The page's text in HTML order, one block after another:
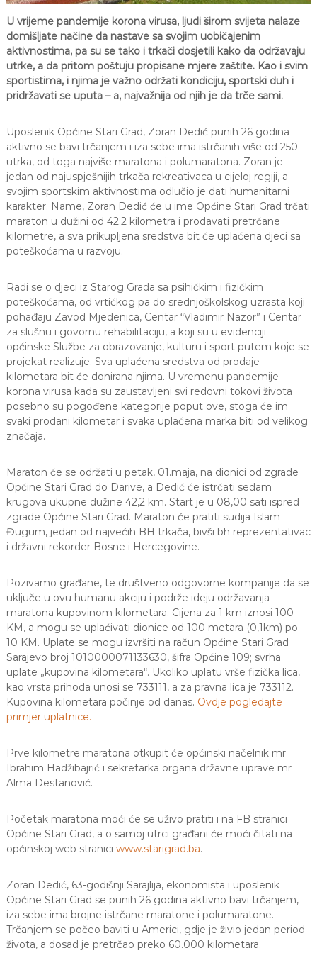
S
a
r
a
e
v
U vrijeme pandemije korona virusa, ljudi širom svijeta nalaze
domišljate načine da nastave sa svojim uobičajenim
aktivnostima, pa su se tako i trkači dosjetili kako da održavaju
utrke, a da pritom poštuju propisane mjere zaštite. Kao i svim
sportistima, i njima je važno održati kondiciju, sportski duh i
pridržavati se uputa – a, najvažnija od njih je da trče sami.
Uposlenik Općine Stari Grad, Zoran Dedić punih 26 godina
aktivno se bavi trčanjem i iza sebe ima istrčanih više od 250
utrka, od toga najviše maratona i polumaratona. Zoran je
jedan od najuspješnijih trkača rekreativaca u cijeloj regiji, a
svojim sportskim aktivnostima odlučio je dati humanitarni
karakter. Name, Zoran Dedić će u ime Općine Stari Grad trčati
maraton u dužini od 42.2 kilometra i prodavati pretrčane
kilometre, a sva prikupljena sredstva bit će uplaćena djeci sa
poteškoćama u razvoju.
Radi se o djeci iz Starog Grada sa psihičkim i fizičkim
poteškoćama, od vrtićkog pa do srednjoškolskog uzrasta koji
pohađaju Zavod Mjedenica, Centar “Vladimir Nazor” i Centar
za slušnu i govornu rehabilitaciju, a koji su u evidenciji
općinske Službe za obrazovanje, kulturu i sport putem koje se
projekat realizuje. Sva uplaćena sredstva od prodaje
kilometara bit će donirana njima. U vremenu pandemije
korona virusa kada su zaustavljeni svi redovni tokovi života
posebno su pogođene kategorije poput ove, stoga će im
svaki prodani kilometar i svaka uplaćena marka biti od velikog
značaja.
Maraton će se održati u petak, 01.maja, na dionici od zgrade
Općine Stari Grad do Darive, a Dedić će istrčati sedam
krugova ukupne dužine 42,2 km. Start je u 08,00 sati ispred
zgrade Općine Stari Grad. Maraton će pratiti sudija Islam
Đugum, jedan od najvećih BH trkača, bivši bh reprezentativac
i državni rekorder Bosne i Hercegovine.
Pozivamo građane, te društveno odgovorne kompanije da se
uključe u ovu humanu akciju i podrže ideju održavanja
maratona kupovinom kilometara. Cijena za 1 km iznosi 100
KM, a mogu se uplaćivati dionice od 100 metara (0,1km) po
10 KM. Uplate se mogu izvršiti na račun Općine Stari Grad
Sarajevo broj 1010000071133630, šifra Općine 109; svrha
uplate „kupovina kilometara“. Ukoliko uplatu vrše fizička lica,
kao vrsta prihoda unosi se 733111, a za pravna lica je 733112.
Kupovina kilometara počinje od danas. Ovdje pogledajte
primjer uplatnice.
Prve kilometre maratona otkupit će općinski načelnik mr
Ibrahim Hadžibajrić i sekretarka organa državne uprave mr
Alma Destanović.
Početak maratona moći će se uživo pratiti i na FB stranici
Općine Stari Grad, a o samoj utrci građani će moći čitati na
općinskoj web stranici www.starigrad.ba.
Zoran Dedić, 63-godišnji Sarajlija, ekonomista i uposlenik
Općine Stari Grad se punih 26 godina aktivno bavi trčanjem,
iza sebe ima brojne istrčane maratone i polumaratone.
Trčanjem se počeo baviti u Americi, gdje je živio jedan period
života, a dosad je pretrčao preko 60.000 kilometara.